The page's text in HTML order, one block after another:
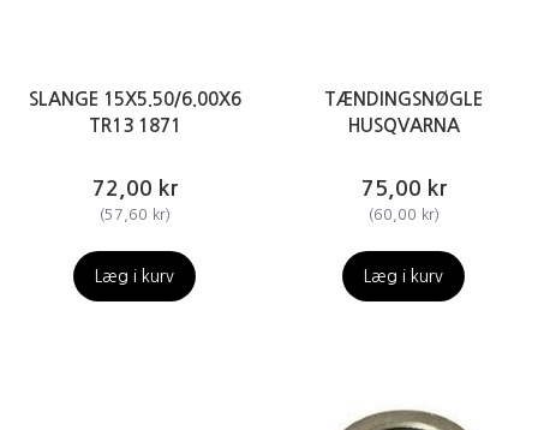
SLANGE 15X5.50/6.00X6
TR13 1871
72,00 kr
(57,60 kr)
Læg i kurv
TÆNDINGSNØGLE
HUSQVARNA
75,00 kr
(60,00 kr)
Læg i kurv